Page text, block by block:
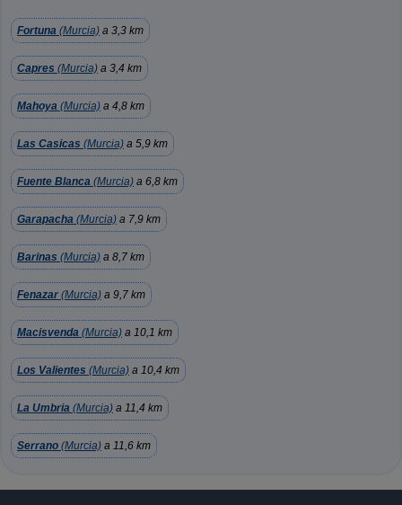
Fortuna (Murcia) a 3,3 km
Capres (Murcia) a 3,4 km
Mahoya (Murcia) a 4,8 km
Las Casicas (Murcia) a 5,9 km
Fuente Blanca (Murcia) a 6,8 km
Garapacha (Murcia) a 7,9 km
Barinas (Murcia) a 8,7 km
Fenazar (Murcia) a 9,7 km
Macisvenda (Murcia) a 10,1 km
Los Valientes (Murcia) a 10,4 km
La Umbria (Murcia) a 11,4 km
Serrano (Murcia) a 11,6 km